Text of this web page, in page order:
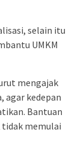
selain itu
UMKM
mengajak
agar kedepan
Bantuan
tidak memulai